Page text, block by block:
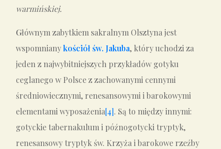
warmińskiej.
Głównym zabytkiem sakralnym Olsztyna jest
wspomnianykościół św. Jakuba, który uchodzi za
jeden z najwybitniejszych przykładów gotyku
ceglanego w Polsce z zachowanymi cennymi
średniowiecznymi, renesansowymi i barokowymi
elementami wyposażenia[4]. Są to między innymi:
gotyckie tabernakulum i późnogotycki tryptyk,
renesansowy tryptyk św. Krzyża i barokowe rzeźby